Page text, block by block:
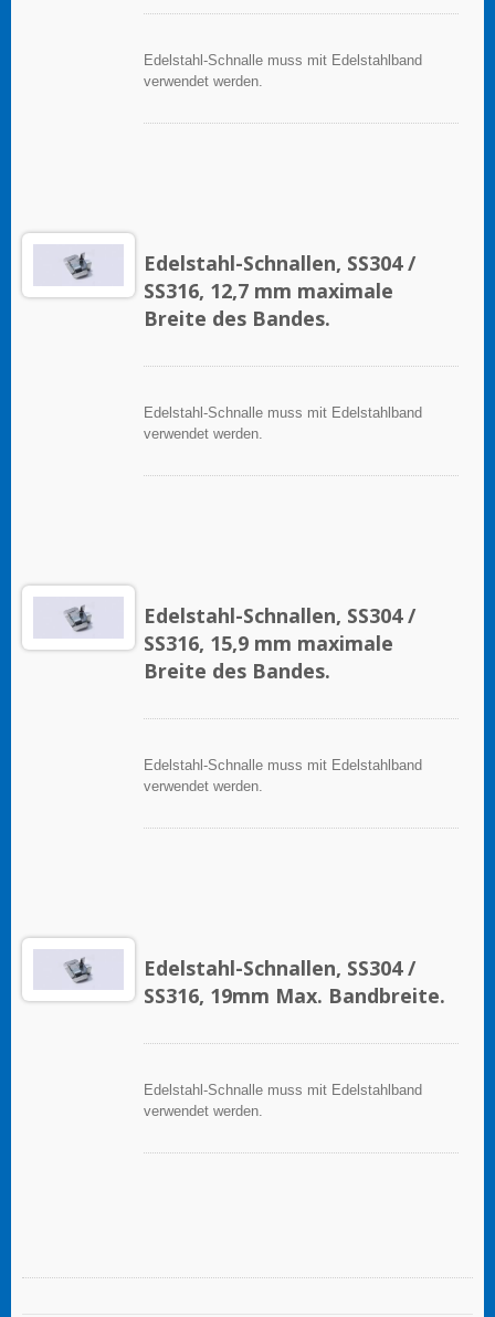
Edelstahl-Schnalle muss mit Edelstahlband
verwendet werden.
Edelstahl-Schnallen, SS304 /
SS316, 12,7 mm maximale
Breite des Bandes.
Edelstahl-Schnalle muss mit Edelstahlband
verwendet werden.
Edelstahl-Schnallen, SS304 /
SS316, 15,9 mm maximale
Breite des Bandes.
Edelstahl-Schnalle muss mit Edelstahlband
verwendet werden.
Edelstahl-Schnallen, SS304 /
SS316, 19mm Max. Bandbreite.
Edelstahl-Schnalle muss mit Edelstahlband
verwendet werden.